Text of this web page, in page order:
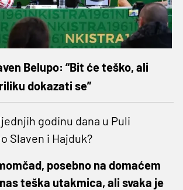
Belupo: “Bit će teško, ali
dokazati se”
godinu dana u Puli
Slaven i Hajduk?
posebno na domaćem
teška utakmica, ali svaka je